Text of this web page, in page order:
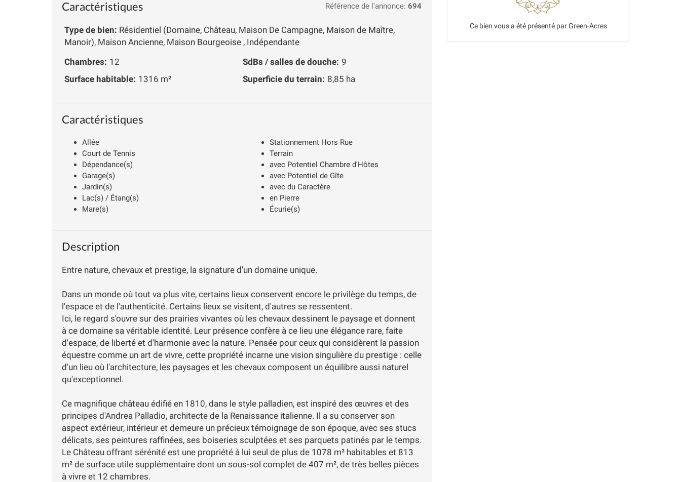
Caractéristiques Référence de l'annonce: 694
Type de bien: Résidentiel (Domaine, Château, Maison De Campagne, Maison de Maître,
Manoir), Maison Ancienne, Maison Bourgeoise , Indépendante
Chambres: 12 SdBs / salles de douche: 9
Surface habitable: 1316 m² Superficie du terrain: 8,85 ha
Caractéristiques
Allée
Court de Tennis
Dépendance(s)
Garage(s)
Jardin(s)
Lac(s) / Étang(s)
Mare(s)
Stationnement Hors Rue
Terrain
avec Potentiel Chambre d'Hôtes
avec Potentiel de Gîte
avec du Caractère
en Pierre
Écurie(s)
Description
Entre nature, chevaux et prestige, la signature d'un domaine unique.
Dans un monde où tout va plus vite, certains lieux conservent encore le privilège du temps, de
l'espace et de l'authenticité. Certains lieux se visitent, d'autres se ressentent.
Ici, le regard s'ouvre sur des prairies vivantes où les chevaux dessinent le paysage et donnent
à ce domaine sa véritable identité. Leur présence confère à ce lieu une élégance rare, faite
d'espace, de liberté et d'harmonie avec la nature. Pensée pour ceux qui considèrent la passion
équestre comme un art de vivre, cette propriété incarne une vision singulière du prestige : celle
d'un lieu où l'architecture, les paysages et les chevaux composent un équilibre aussi naturel
qu'exceptionnel.
Ce magnifique château édifié en 1810, dans le style palladien, est inspiré des œuvres et des
principes d'Andrea Palladio, architecte de la Renaissance italienne. Il a su conserver son
aspect extérieur, intérieur et demeure un précieux témoignage de son époque, avec ses stucs
délicats, ses peintures raffinées, ses boiseries sculptées et ses parquets patinés par le temps.
Le Château offrant sérénité est une propriété à lui seul de plus de 1078 m² habitables et 813
m² de surface utile supplémentaire dont un sous-sol complet de 407 m², de très belles pièces
à vivre et 12 chambres.
Ce bien vous a été présenté par Green-Acres